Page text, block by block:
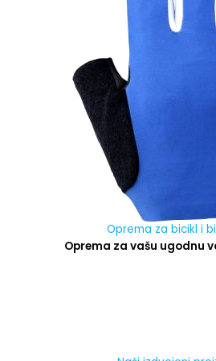
Oprema za bicikl i
Oprema za vašu ugodnu